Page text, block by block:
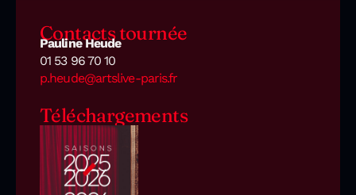
Contacts tournée
Pauline Heude
01 53 96 70 10
p.heude@artslive-paris.fr
Téléchargements